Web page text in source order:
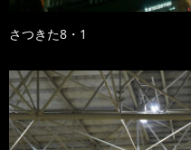
さつきた8・1